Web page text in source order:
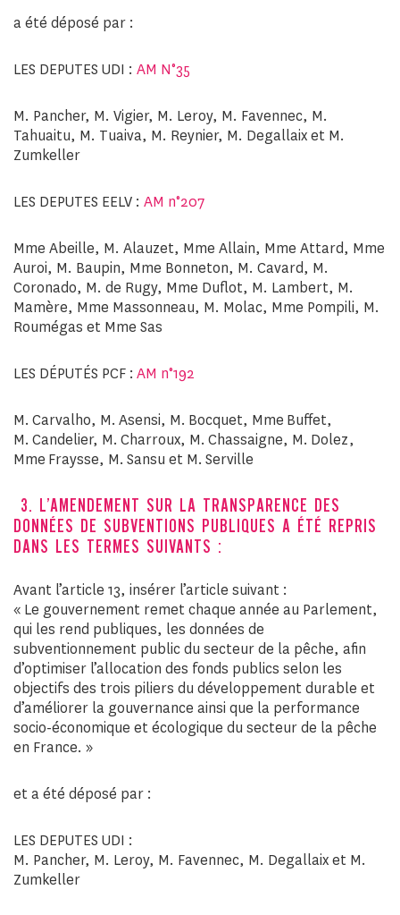
a été déposé par :
LES DEPUTES UDI : AM N°35
M. Pancher, M. Vigier, M. Leroy, M. Favennec, M.
Tahuaitu, M. Tuaiva, M. Reynier, M. Degallaix et M.
Zumkeller
LES DEPUTES EELV : AM n°207
Mme Abeille, M. Alauzet, Mme Allain, Mme Attard, Mme
Auroi, M. Baupin, Mme Bonneton, M. Cavard, M.
Coronado, M. de Rugy, Mme Duflot, M. Lambert, M.
Mamère, Mme Massonneau, M. Molac, Mme Pompili, M.
Roumégas et Mme Sas
LES DÉPUTÉS PCF : AM n°192
M. Carvalho, M. Asensi, M. Bocquet, Mme Buffet,
M. Candelier, M. Charroux, M. Chassaigne, M. Dolez,
Mme Fraysse, M. Sansu et M. Serville
3. L’AMENDEMENT SUR LA TRANSPARENCE DES
DONNÉES DE SUBVENTIONS PUBLIQUES A ÉTÉ REPRIS
DANS LES TERMES SUIVANTS :
Avant l’article 13, insérer l’article suivant :
« Le gouvernement remet chaque année au Parlement,
qui les rend publiques, les données de
subventionnement public du secteur de la pêche, afin
d’optimiser l’allocation des fonds publics selon les
objectifs des trois piliers du développement durable et
d’améliorer la gouvernance ainsi que la performance
socio-économique et écologique du secteur de la pêche
en France. »
et a été déposé par :
LES DEPUTES UDI :
M. Pancher, M. Leroy, M. Favennec, M. Degallaix et M.
Zumkeller